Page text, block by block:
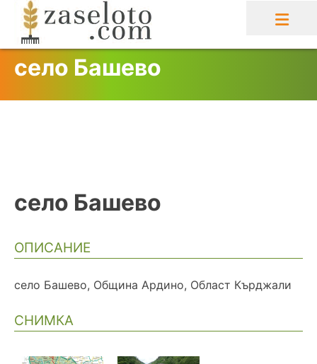
content
село Башево
село Башево
ОПИСАНИЕ
село Башево, Община Ардино, Област Кърджали
СНИМКА